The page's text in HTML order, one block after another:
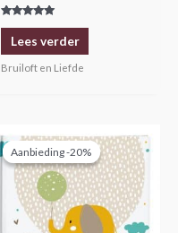
Gewaardeerd
5.00
uit 5Lees verder
Bruiloft en Liefde
Aanbieding -20%
Aanbieding -20%
prijs
was:
€14,95.
prijs
is:
€11,95.